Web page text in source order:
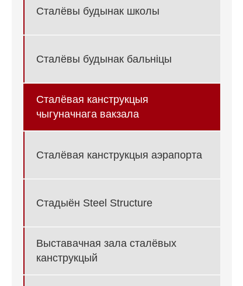
Сталёвы будынак школы
Сталёвы будынак бальніцы
Сталёвая канструкцыя
чыгуначнага вакзала
Сталёвая канструкцыя аэрапорта
Стадыён Steel Structure
Выставачная зала сталёвых
канструкцый